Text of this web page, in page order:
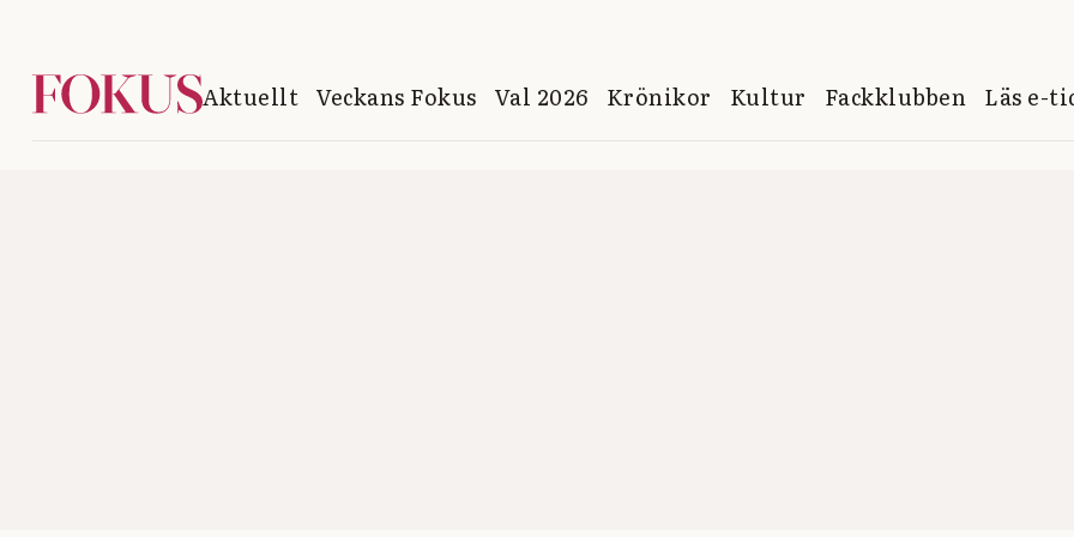
Aktuellt Veckans Fokus Val 2026 Krönikor Kultur Fackklubben Läs e-